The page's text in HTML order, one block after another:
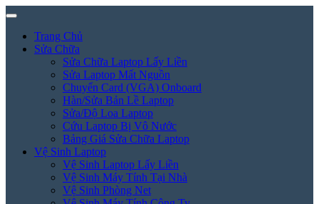
Trang Chủ
Sửa Chữa
Sửa Chữa Laptop Lấy Liền
Sửa Laptop Mất Nguồn
Chuyển Card (VGA) Onboard
Hàn/Sửa Bản Lề Laptop
Sửa/Độ Loa Laptop
Cứu Laptop Bị Vô Nước
Bảng Giá Sửa Chữa Laptop
Vệ Sinh Laptop
Vệ Sinh Laptop Lấy Liền
Vệ Sinh Máy Tính Tại Nhà
Vệ Sinh Phòng Net